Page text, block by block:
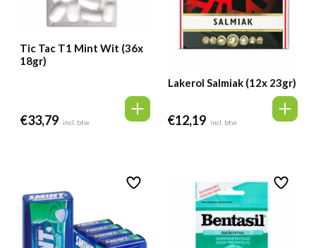
Tic Tac T1 Mint Wit (36x
18gr)
€33,79 incl. btw
Lakerol Salmiak (12x 23gr)
€12,19 incl. btw